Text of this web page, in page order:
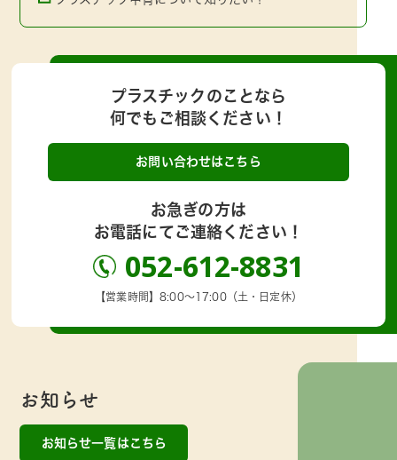
プラスチックのことなら
何でもご相談ください！
お問い合わせはこちら
お急ぎの方は
お電話にてご連絡ください！
052-612-8831
【営業時間】8:00～17:00（土・日定休）
お知らせ
お知らせ一覧はこちら